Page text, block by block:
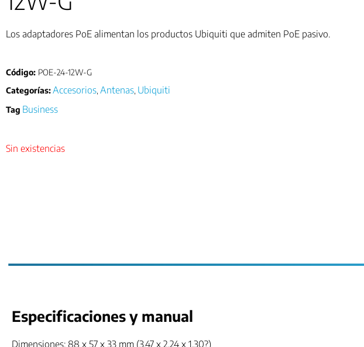
Los adaptadores PoE alimentan los productos Ubiquiti que admiten PoE pasivo.
Código: POE-24-12W-G
Categorías:Accesorios Antenas Ubiquiti
Tag Business
Sin existencias
Especificaciones y manual
Dimensiones: 88 x 57 x 33 mm (3.47 x 2.24 x 1.30?)